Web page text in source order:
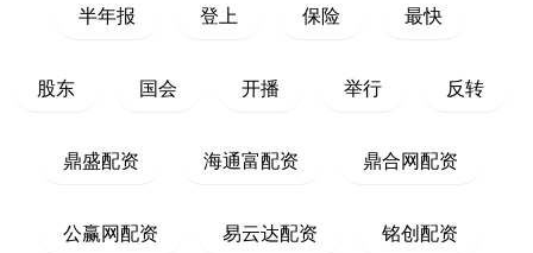
半年报 登上 保险 最快
股东 国会 开播 举行 反转
鼎盛配资 海通富配资 鼎合网配资
公赢网配资 易云达配资 铭创配资